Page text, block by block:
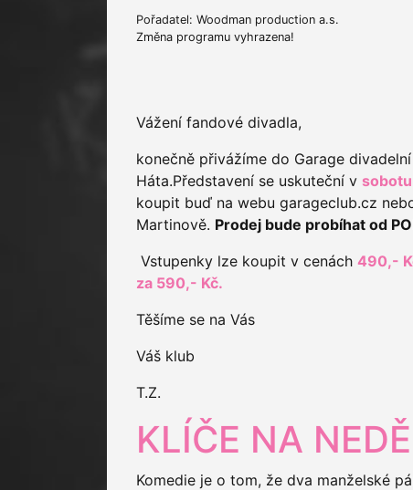
Pořadatel: Woodman production a.s.
Změna programu vyhrazena!
Vážení fandové divadla,
konečně přivážíme do Garage
Háta.Představení se uskuteční v
koupit buď na webu garageclub.cz
Martinově. Prodej bude probíhat od
Vstupenky lze koupit v cenách 490,-
za 590,- Kč.
Těšíme se na Vás
Váš klub
T.Z.
KLÍČE NA
Komedie je o tom, že dva manželské